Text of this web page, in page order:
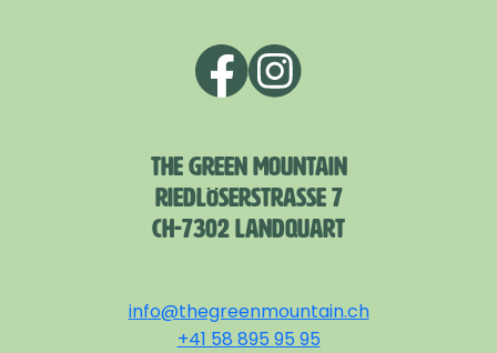
THE GREEN MOUNTAIN
RIEDLÖSERSTRASSE 7
CH-7302 LANDQUART
info@thegreenmountain.ch
+41 58 895 95 95